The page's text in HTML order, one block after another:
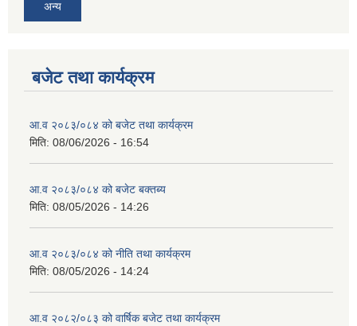
अन्य
बजेट तथा कार्यक्रम
आ.व २०८३/०८४ को बजेट तथा कार्यक्रम
मिति: 08/06/2026 - 16:54
आ.व २०८३/०८४ को बजेट बक्तब्य
मिति: 08/05/2026 - 14:26
आ.व २०८३/०८४ को नीति तथा कार्यक्रम
मिति: 08/05/2026 - 14:24
आ.व २०८२/०८३ को वार्षिक बजेट तथा कार्यक्रम